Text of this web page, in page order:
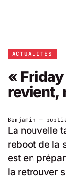
ACTUALITÉS
«
revient,
Benjamin —
La nouvelle
reboot de la
est en
la retrouver